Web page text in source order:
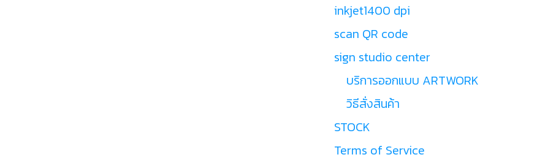
inkjet1400 dpi
scan QR code
sign studio center
บริการออกแบบ ARTWORK
วิธีสั่งสินค้า
STOCK
Terms of Service